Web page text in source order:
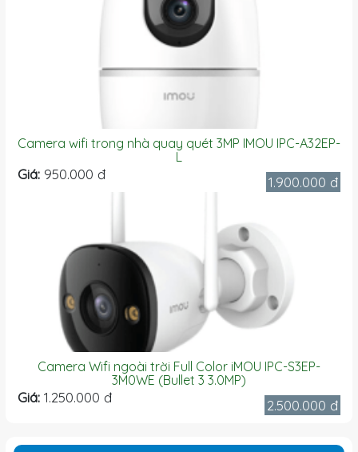
Camera wifi trong nhà quay quét 3MP IMOU IPC-A32EP-
L
Giá: 950.000 đ 1.900.000 đ
Camera Wifi ngoài trời Full Color iMOU IPC-S3EP-
3M0WE (Bullet 3 3.0MP)
Giá: 1.250.000 đ 2.500.000 đ